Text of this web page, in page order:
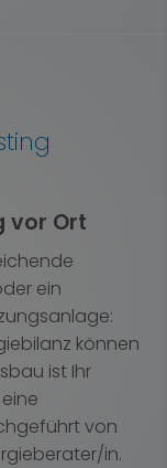
vor Ort
ein
können
ist Ihr
von
in.